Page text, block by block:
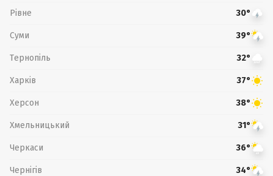
Рівне 30°
Суми 39°
Тернопіль 32°
Харків 37°
Херсон 38°
Хмельницький 31°
Черкаси 36°
Чернігів 34°